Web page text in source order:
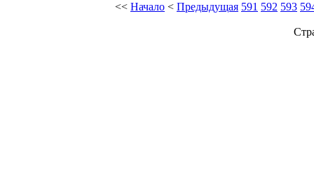
<< Начало < Предыдущая 591 592 593